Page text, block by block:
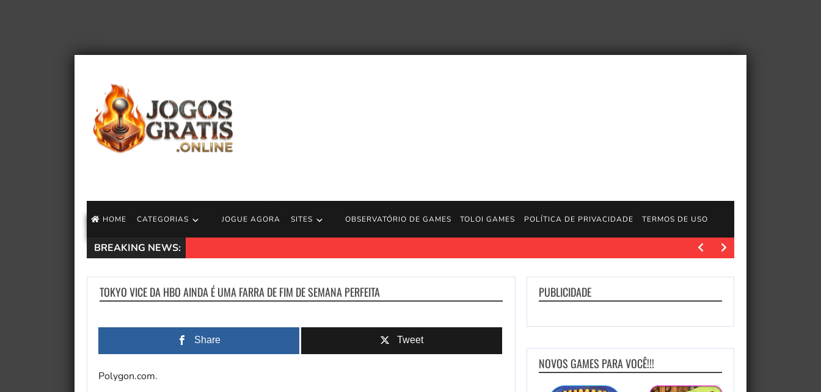
HOME CATEGORIAS JOGUE AGORA SITES OBSERVATÓRIO DE GAMES TOLOI GAMES POLÍTICA DE PRIVACIDADE TERMOS DE USO
BREAKING NEWS: Polygon.com. Quando eu joguei pragmata em abril, levei
TOKYO VICE DA HBO AINDA É UMA FARRA DE FIM DE SEMANA PERFEITA
Share Tweet
Polygon.com.
PUBLICIDADE
NOVOS GAMES PARA VOCÊ!!!